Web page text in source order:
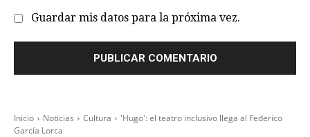
Guardar mis datos para la próxima vez.